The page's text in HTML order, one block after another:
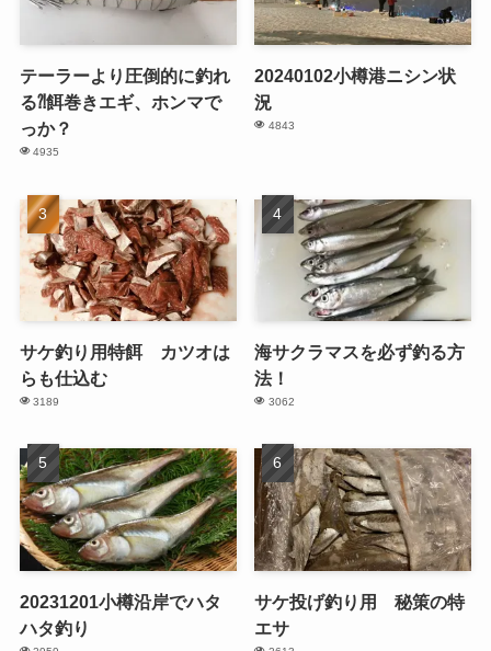
テーラーより圧倒的に釣れ
る⁈餌巻きエギ、ホンマで
っか？
4935
20240102小樽港ニシン状
況
4843
サケ釣り用特餌 カツオは
らも仕込む
3189
海サクラマスを必ず釣る方
法！
3062
20231201小樽沿岸でハタ
ハタ釣り
サケ投げ釣り用 秘策の特
エサ